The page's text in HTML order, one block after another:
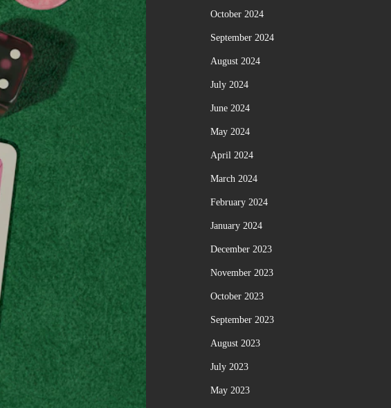
October 2024
September 2024
August 2024
July 2024
June 2024
May 2024
April 2024
March 2024
February 2024
January 2024
December 2023
November 2023
October 2023
September 2023
August 2023
July 2023
May 2023